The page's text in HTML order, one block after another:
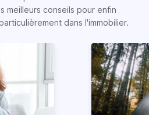
meilleurs conseils pour enfin
dans l'immobilier.